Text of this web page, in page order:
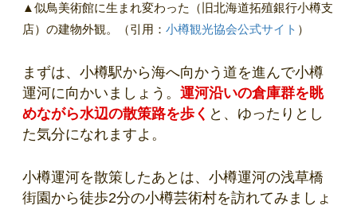
▲似鳥美術館に生まれ変わった（旧北海道拓殖銀行小樽支
店）の建物外観。（引用： 小樽観光協会公式サイト ）
まずは、小樽駅から海へ向かう道を進んで小樽
運河に向かいましょう。 運河沿いの倉庫群を眺
めながら水辺の散策路を歩く と、ゆったりとし
た気分になれますよ。
小樽運河を散策したあとは、小樽運河の浅草橋
街園から徒歩2分の小樽芸術村を訪れてみましょ